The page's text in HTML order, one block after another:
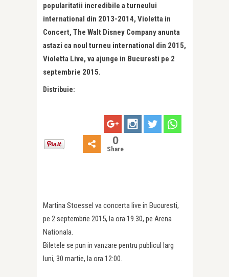
popularitatii incredibile a turneului
international din 2013-2014, Violetta in
Concert, The Walt Disney Company anunta
astazi ca noul turneu international din 2015,
Violetta Live, va ajunge in Bucuresti pe 2
septembrie 2015.
Distribuie:
0
Share
Martina Stoessel va concerta live in Bucuresti,
pe 2 septembrie 2015, la ora 19.30, pe Arena
Nationala.
Biletele se pun in vanzare pentru publicul larg
luni, 30 martie, la ora 12:00.